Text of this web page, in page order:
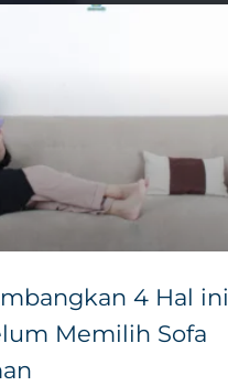
4 Hal ini
Memilih Sofa